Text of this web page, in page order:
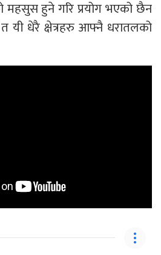
हुने गरि प्रयोग भएको छैन
त यी धेरै क्षेत्रहरु आफ्नै धरातलको